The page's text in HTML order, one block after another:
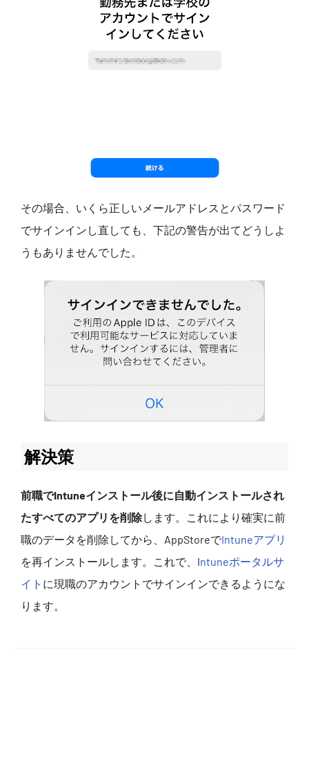
その場合、いくら正しいメールアドレスとパスワード
でサインインし直しても、下記の警告が出てどうしよ
うもありませんでした。
解決策
前職でIntuneインストール後に自動インストールされ
たすべてのアプリを削除します。これにより確実に前
職のデータを削除してから、AppStoreでIntuneアプリ
を再インストールします。これで、Intuneポータルサ
イト に現職のアカウントでサインインできるようにな
ります。